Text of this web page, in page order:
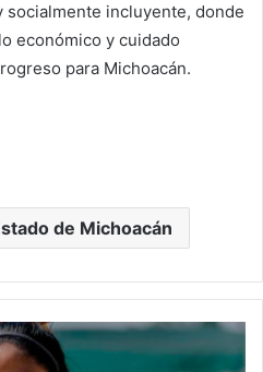
socialmente incluyente, donde
económico y cuidado
para Michoacán.
de Michoacán